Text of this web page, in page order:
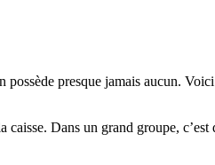
possède presque jamais aucun.
Dans un grand groupe, c’est